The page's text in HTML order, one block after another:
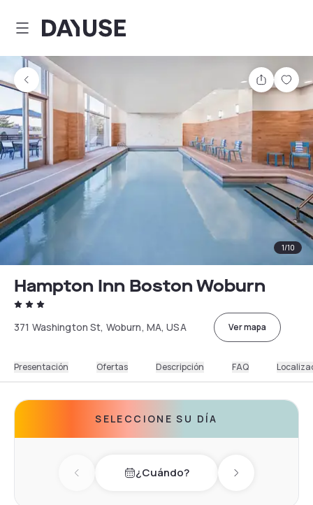
Dayuse
1/10
Hampton Inn Boston Woburn
371 Washington St, Woburn, MA, USA Ver mapa
Presentación Ofertas Descripción FAQ
SELECCIONE SU DÍA
Previous day¿Cuándo? Next day